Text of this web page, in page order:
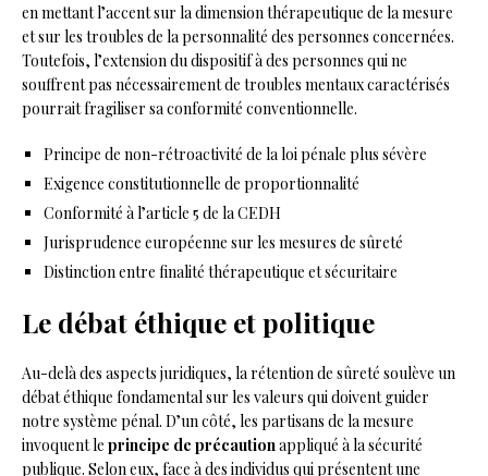
en mettant l’accent sur la dimension thérapeutique de la mesure
et sur les troubles de la personnalité des personnes concernées.
Toutefois, l’extension du dispositif à des personnes qui ne
souffrent pas nécessairement de troubles mentaux caractérisés
pourrait fragiliser sa conformité conventionnelle.
Principe de non-rétroactivité de la loi pénale plus sévère
Exigence constitutionnelle de proportionnalité
Conformité à l’article 5 de la CEDH
Jurisprudence européenne sur les mesures de sûreté
Distinction entre finalité thérapeutique et sécuritaire
Le débat éthique et politique
Au-delà des aspects juridiques, la rétention de sûreté soulève un
débat éthique fondamental sur les valeurs qui doivent guider
notre système pénal. D’un côté, les partisans de la mesure
invoquent le principe de précautionappliqué à la sécurité
publique. Selon eux, face à des individus qui présentent une